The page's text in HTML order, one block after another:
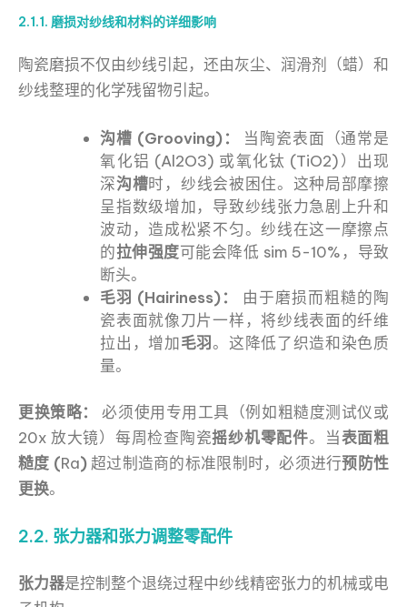
2.1.1. 磨损对纱线和材料的详细影响
陶瓷磨损不仅由纱线引起，还由灰尘、润滑剂（蜡）和
纱线整理的化学残留物引起。
沟槽 (Grooving)：
当陶瓷表面（通常是
氧化铝 (Al2O3) 或氧化钛 (TiO2)）出现
深沟槽时，纱线会被困住。这种局部摩擦
呈指数级增加，导致纱线张力急剧上升和
波动，造成松紧不匀。纱线在这一摩擦点
的拉伸强度可能会降低 sim 5-10%，导致
断头。
毛羽 (Hairiness)：
由于磨损而粗糙的陶
瓷表面就像刀片一样，将纱线表面的纤维
拉出，增加毛羽。这降低了织造和染色质
量。
更换策略：
必须使用专用工具（例如粗糙度测试仪或
20x 放大镜）每周检查陶瓷摇纱机零配件。当表面粗
糙度 (Ra)超过制造商的标准限制时，必须进行预防性
更换。
2.2. 张力器和张力调整零配件
张力器是控制整个退绕过程中纱线精密张力的机械或电